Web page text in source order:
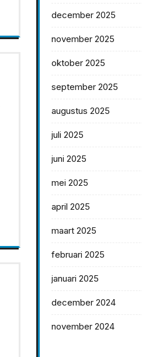
december 2025
november 2025
oktober 2025
september 2025
augustus 2025
juli 2025
juni 2025
mei 2025
april 2025
maart 2025
februari 2025
januari 2025
december 2024
november 2024